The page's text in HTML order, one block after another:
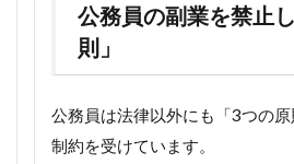
公務員の副業を禁止
則」
公務員は法律以外にも「3つの
制約を受けています。